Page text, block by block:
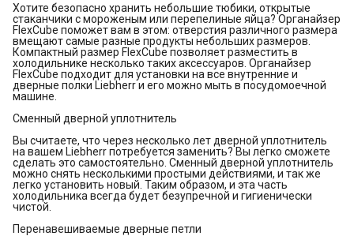
Хотите безопасно хранить небольшие тюбики, открытые
стаканчики с мороженым или перепелиные яйца? Органайзер
FlexCube поможет вам в этом: отверстия различного размера
вмещают самые разные продукты небольших размеров.
Компактный размер FlexCube позволяет разместить в
холодильнике несколько таких аксессуаров. Органайзер
FlexCube подходит для установки на все внутренние и
дверные полки Liebherr и его можно мыть в посудомоечной
машине.
Сменный дверной уплотнитель
Вы считаете, что через несколько лет дверной уплотнитель
на вашем Liebherr потребуется заменить? Вы легко сможете
сделать это самостоятельно. Сменный дверной уплотнитель
можно снять несколькими простыми действиями, и так же
легко установить новый. Таким образом, и эта часть
холодильника всегда будет безупречной и гигиенически
чистой.
Перенавешиваемые дверные петли